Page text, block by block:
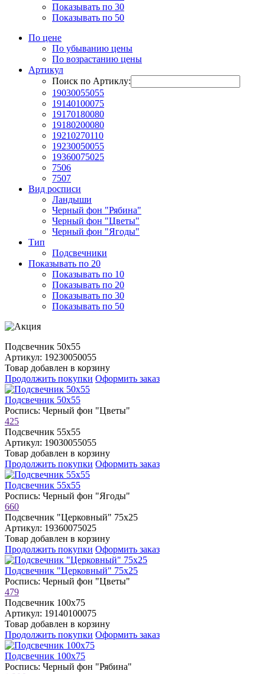
Показывать по 30
Показывать по 50
По цене
По убыванию цены
По возрастанию цены
Артикул
Поиск по Артиклу:
19030055055
19140100075
19170180080
19180200080
19210270110
19230050055
19360075025
7506
7507
Вид росписи
Ландыши
Черный фон "Рябина"
Черный фон "Цветы"
Черный фон "Ягоды"
Тип
Подсвечники
Показывать по 20
Показывать по 10
Показывать по 20
Показывать по 30
Показывать по 50
Подсвечник 50х55
Артикул: 19230050055
Товар добавлен в корзину
Продолжить покупки Оформить заказ
Подсвечник 50х55
Роспись: Черный фон "Цветы"
425
Подсвечник 55х55
Артикул: 19030055055
Товар добавлен в корзину
Продолжить покупки Оформить заказ
Подсвечник 55х55
Роспись: Черный фон "Ягоды"
660
Подсвечник "Церковный" 75х25
Артикул: 19360075025
Товар добавлен в корзину
Продолжить покупки Оформить заказ
Подсвечник "Церковный" 75х25
Роспись: Черный фон "Цветы"
479
Подсвечник 100х75
Артикул: 19140100075
Товар добавлен в корзину
Продолжить покупки Оформить заказ
Подсвечник 100х75
Роспись: Черный фон "Рябина"